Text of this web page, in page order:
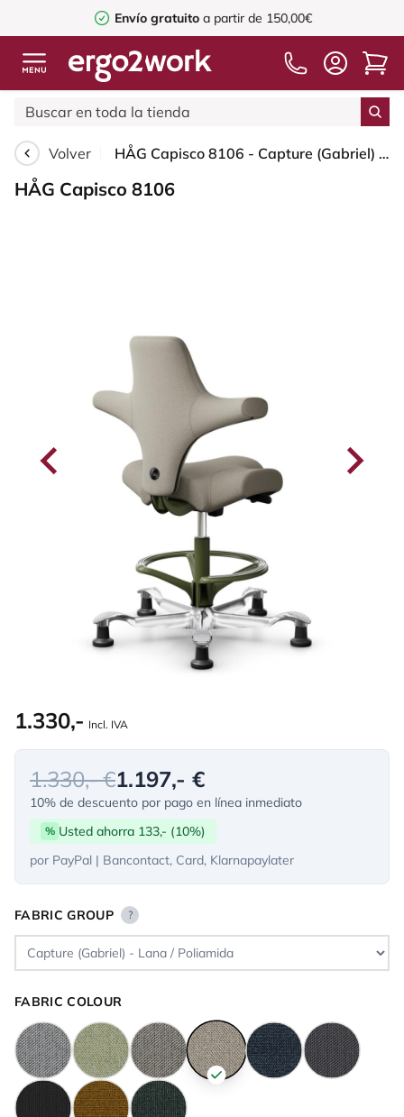
Envío gratuito a partir de 150,00€
Volver HÅG Capisco 8106 - Capture (Gabriel) - Lana / Poliamida - CPT5103 - Light beige - Moss Grey - 265 mm (seat height 53-79cm) - Glides
HÅG Capisco 8106
1.330,- Incl. IVA
1.330,- €1.197,- €
10% de descuento por pago en línea inmediato
% Usted ahorra 133,- (10%)
por PayPal | Bancontact, Card, Klarnapaylater
FABRIC GROUP ?
FABRIC COLOUR